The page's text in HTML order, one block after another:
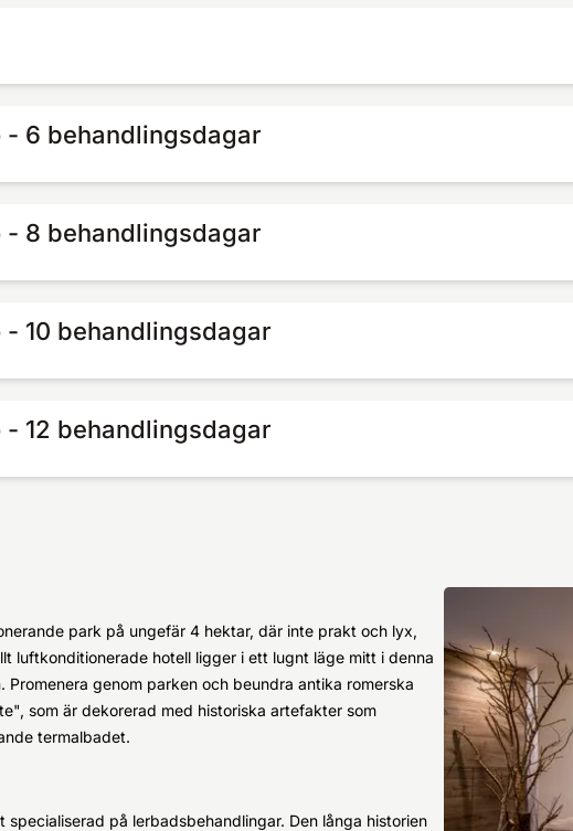
- 6 behandlingsdagar
- 8 behandlingsdagar
10 behandlingsdagar
12 behandlingsdagar
park på ungefär 4 hektar, där inte prakt och lyx,
luftkonditionerade hotell ligger i ett lugnt läge mitt i denna
genom parken och beundra antika romerska
som är dekorerad med historiska artefakter som
termalbadet.
specialiserad på lerbadsbehandlingar. Den långa historien